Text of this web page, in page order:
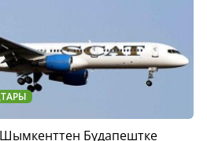
Будапештке